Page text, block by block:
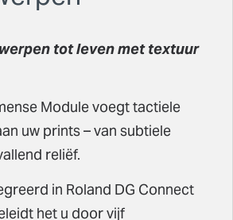
tot leven met textuur
Module voegt tactiele
uw prints – van subtiele
reliëf.
in Roland DG Connect
het u door vijf